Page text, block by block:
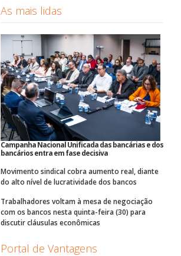
As mais lidas
Campanha Nacional Unificada das bancárias e dos
bancários entra em fase decisiva
Movimento sindical cobra aumento real, diante
do alto nível de lucratividade dos bancos
Trabalhadores voltam à mesa de negociação
com os bancos nesta quinta-feira (30) para
discutir cláusulas econômicas
Portal de Vantagens